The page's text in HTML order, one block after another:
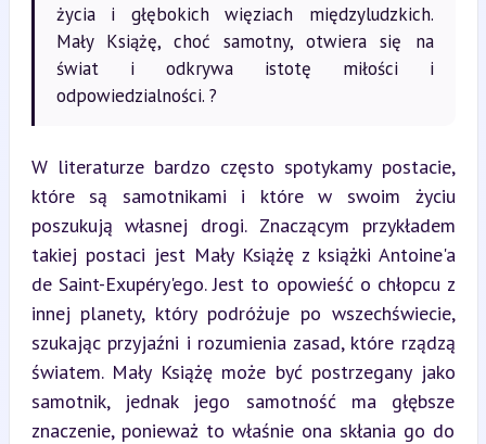
życia i głębokich więziach międzyludzkich.
Mały Książę, choć samotny, otwiera się na
świat i odkrywa istotę miłości i
odpowiedzialności. ?
W literaturze bardzo często spotykamy postacie,
które są samotnikami i które w swoim życiu
poszukują własnej drogi. Znaczącym przykładem
takiej postaci jest Mały Książę z książki Antoine'a
de Saint-Exupéry'ego. Jest to opowieść o chłopcu z
innej planety, który podróżuje po wszechświecie,
szukając przyjaźni i rozumienia zasad, które rządzą
światem. Mały Książę może być postrzegany jako
samotnik, jednak jego samotność ma głębsze
znaczenie, ponieważ to właśnie ona skłania go do